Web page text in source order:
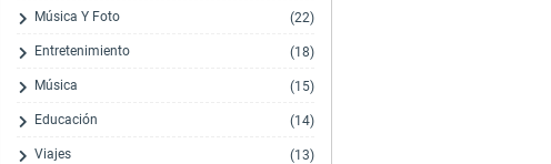
Música Y Foto (22)
Entretenimiento (18)
Música (15)
Educación (14)
Viajes (13)